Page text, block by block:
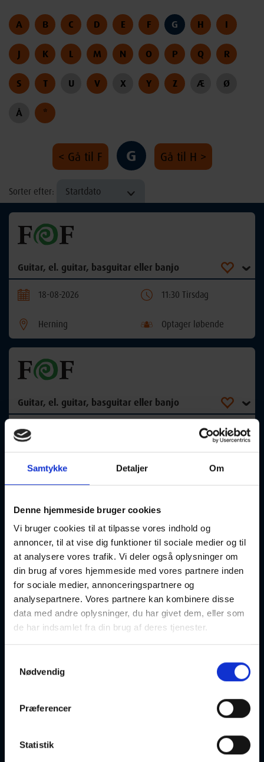
Samtykke Detaljer Om
Denne hjemmeside bruger cookies
Vi bruger cookies til at tilpasse vores indhold og
annoncer, til at vise dig funktioner til sociale medier og til
at analysere vores trafik. Vi deler også oplysninger om
din brug af vores hjemmeside med vores partnere inden
for sociale medier, annonceringspartnere og
analysepartnere. Vores partnere kan kombinere disse
data med andre oplysninger, du har givet dem, eller som
de har indsamlet fra din brug af deres tjenester.
Nødvendig
Præferencer
Statistik
A B C D E F G H I
J K L M N O P Q R
S T U V X Y Z Æ Ø
Å *
< Gå til F G Gå til H >
Sorter efter: Startdato
Guitar, el. guitar, basguitar eller banjo
18-08-2026 11:30 Tirsdag
Herning Optager løbende
Guitar, el. guitar, basguitar eller banjo
19:00 Tirsdag
Grønnegadekoret
31-08-2026 09:30 Mandag
Optager løbende
Optager løbende